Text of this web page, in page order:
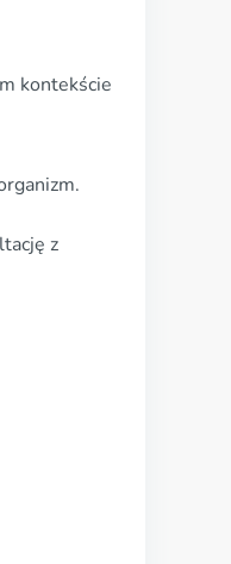
kontekście
z